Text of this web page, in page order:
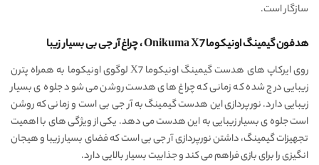
سازگار است.
هدفون گیمینگ اونیکوما Onikuma X7 ، چراغ آر جی بی بسیار زیبا
روی ایرکاپ های هدست گیمینگ اونیکوما X7 لوگوی اونیکوما به همراه پترن
زیبایی درج شده که زمانی که چراغ های هدست روشن می شود جلوه ی بسیار
زیبایی دارد. نورپردازی این هدست گیمینگ به آر جی بی است و زمانی که روشن
است جلوه ی بسیار زیبایی به این هدست می دهد. یکی از ویژگی های با اهمیت
تجهیزات گیمینگ، داشتن نورپردازی آر جی بی است که فضای بسیار زیبا و هیجان
انگیزی را برای بازی فراهم می کند و جذابیت بسیار بالایی دارد.